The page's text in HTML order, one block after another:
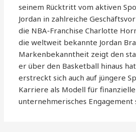
seinem Rücktritt vom aktiven
Jordan in zahlreiche
die NBA-Franchise Charlotte
die weltweit bekannte Jordan
Markenbekanntheit zeigt den
er über den Basketball hinaus
erstreckt sich auch auf jüngere
Karriere als Modell für
unternehmerisches Engagement